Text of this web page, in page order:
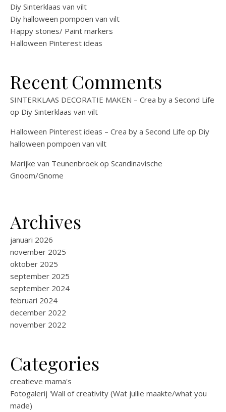
Diy Sinterklaas van vilt
Diy halloween pompoen van vilt
Happy stones/ Paint markers
Halloween Pinterest ideas
Recent Comments
SINTERKLAAS DECORATIE MAKEN – Crea by a Second Life
op Diy Sinterklaas van vilt
Halloween Pinterest ideas – Crea by a Second Life op Diy
halloween pompoen van vilt
Marijke van Teunenbroek op Scandinavische
Gnoom/Gnome
Archives
januari 2026
november 2025
oktober 2025
september 2025
september 2024
februari 2024
december 2022
november 2022
Categories
creatieve mama's
Fotogalerij 'Wall of creativity (Wat jullie maakte/what you
made)